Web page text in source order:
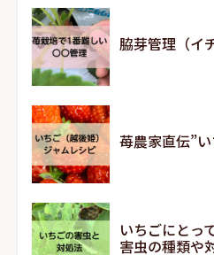
脇芽管理（イ
苺農家直伝”
いちごにとっ
害虫の種類や